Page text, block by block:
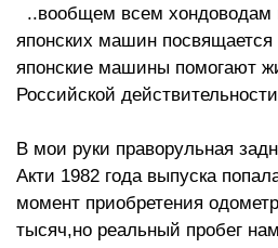
..вообщем всем хондоводам
японских машин
японские машины помогают
Российской
В мои руки праворульная
Акти 1982 года выпуска
момент приобретения
тысяч,но реальный пробег